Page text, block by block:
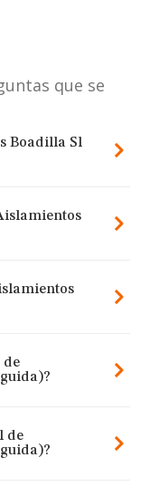
que se
Boadilla Sl
de
de